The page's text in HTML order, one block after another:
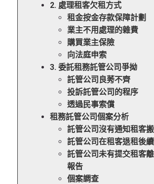
2. 處理租客欠租方式
租金按金存款保障計劃
業主不用處理的雜費
購買業主保險
向法庭申索
3. 委託租務託管公司爭拗
託管公司良莠不齊
投訴託管公司的程序
透過民事索償
租務託管公司個案分析
託管公司沒有通知租客
託管公司在租客退租後
託管公司未有提交租客
報告
個案調查